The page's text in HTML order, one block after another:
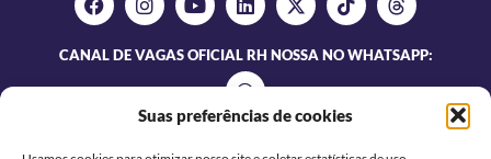
Suas preferências de cookies
CANAL DE VAGAS OFICIAL RH NOSSA NO WHATSAPP: